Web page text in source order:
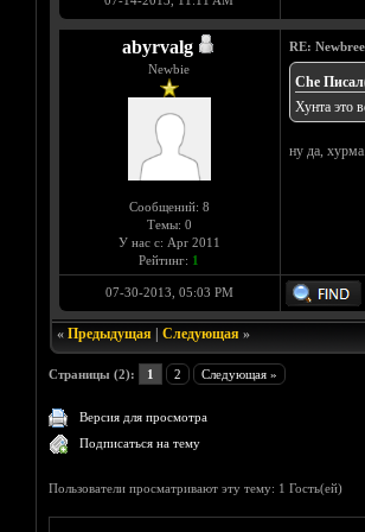
abyrvalg
Newbie
Сообщений: 8
Темы: 0
У нас с: Apr 2011
Рейтинг: 1
RE:
Che
Хунта это
ну да,
07-30-2013, 05:03 PM
« Предыдущая| Следующая»
Страницы (2): 1 2 Следующая »
Версия для просмотра
Подписаться на тему
Пользователи просматривают эту тему: 1 Гость(ей)